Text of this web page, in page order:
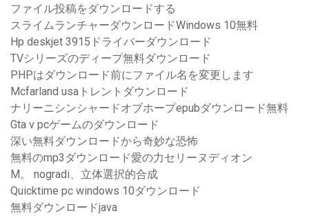
ファイル投稿をダウンロードする
スライムランチャーダウンロードWindows 10無料
Hp deskjet 3915ドライバーダウンロード
TVシリーズのディープ無料ダウンロード
PHPはダウンロード前にファイル名を変更します
Mcfarland usaトレントダウンロード
ナリーニシンシャードオブホープepubダウンロード無料
Gta v pcゲームのダウンロード
深い無料ダウンロードから奇妙な恐怖
無料のmp3ダウンロード愛の力セリーヌディオン
M。 nogradi、立体選択的合成
Quicktime pc windows 10ダウンロード
無料ダウンロードjava